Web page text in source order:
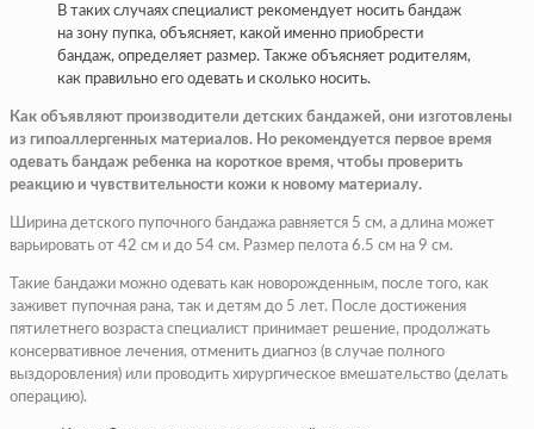
В таких случаях специалист рекомендует носить бандаж
на зону пупка, объясняет, какой именно приобрести
бандаж, определяет размер. Также объясняет родителям,
как правильно его одевать и сколько носить.
Как объявляют производители детских бандажей, они изготовлены
из гипоаллергенных материалов. Но рекомендуется первое время
одевать бандаж ребенка на короткое время, чтобы проверить
реакцию и чувствительности кожи к новому материалу.
Ширина детского пупочного бандажа равняется 5 см, а длина может
варьировать от 42 см и до 54 см. Размер пелота 6.5 см на 9 см.
Такие бандажи можно одевать как новорожденным, после того, как
заживет пупочная рана, так и детям до 5 лет. После достижения
пятилетнего возраста специалист принимает решение, продолжать
консервативное лечения, отменить диагноз (в случае полного
выздоровления) или проводить хирургическое вмешательство (делать
операцию).